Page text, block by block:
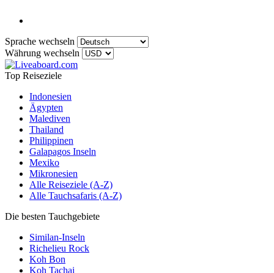
Sprache wechseln
Währung wechseln
Top Reiseziele
Indonesien
Ägypten
Malediven
Thailand
Philippinen
Galapagos Inseln
Mexiko
Mikronesien
Alle Reiseziele (A-Z)
Alle Tauchsafaris (A-Z)
Die besten Tauchgebiete
Similan-Inseln
Richelieu Rock
Koh Bon
Koh Tachai